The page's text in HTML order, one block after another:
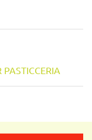
PASTICCERIA